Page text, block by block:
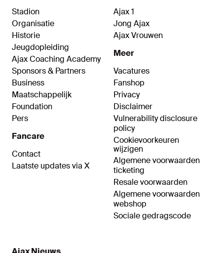
Stadion
Organisatie
Historie
Jeugdopleiding
Ajax Coaching Academy
Sponsors & Partners
Business
Maatschappelijk
Foundation
Pers
Fancare
Contact
Laatste updates via X
Ajax 1
Jong Ajax
Ajax Vrouwen
Meer
Vacatures
Fanshop
Privacy
Disclaimer
Vulnerability disclosure
policy
Cookievoorkeuren
wijzigen
Algemene voorwaarden
ticketing
Resale voorwaarden
Algemene voorwaarden
webshop
Sociale gedragscode